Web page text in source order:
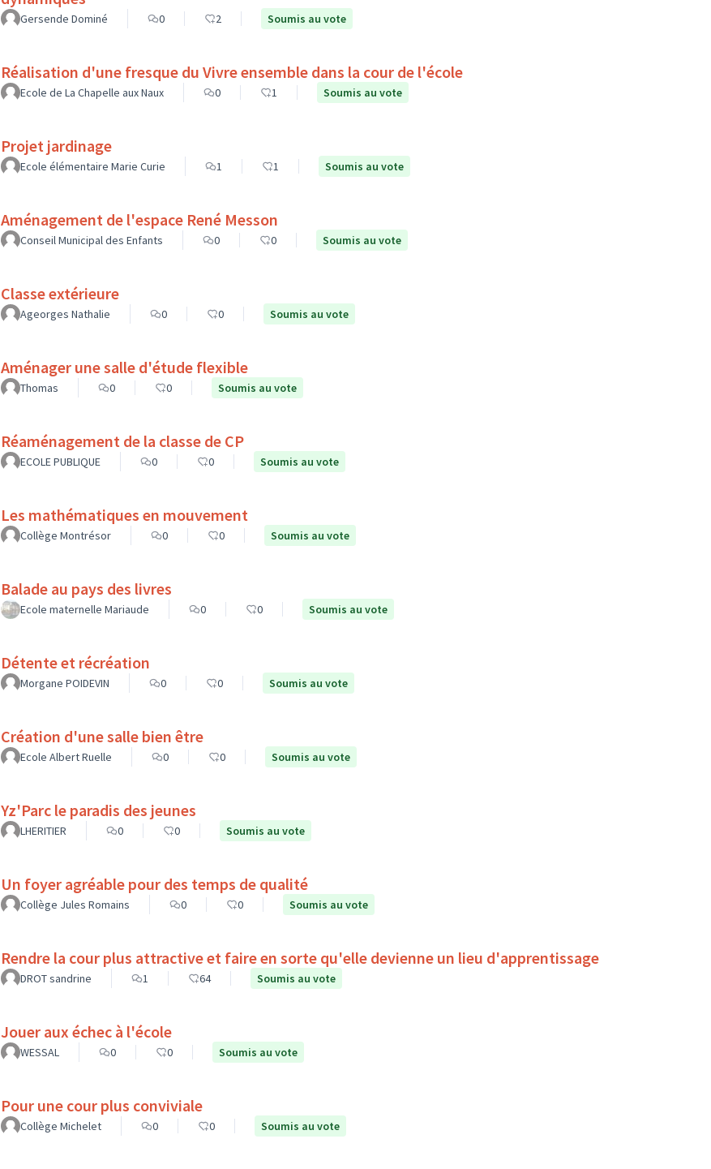
Gersende Dominé 0 2 Soumis au vote
Réalisation d'une fresque du Vivre ensemble dans la cour de l'école
Ecole de La Chapelle aux Naux 0 1 Soumis au vote
Projet jardinage
Ecole élémentaire Marie Curie 1 1 Soumis au vote
Aménagement de l'espace René Messon
Conseil Municipal des Enfants 0 0 Soumis au vote
Classe extérieure
Ageorges Nathalie 0 0 Soumis au vote
Aménager une salle d'étude flexible
Thomas 0 0 Soumis au vote
Réaménagement de la classe de CP
ECOLE PUBLIQUE 0 0 Soumis au vote
Les mathématiques en mouvement
Collège Montrésor 0 0 Soumis au vote
Balade au pays des livres
Ecole maternelle Mariaude 0 0 Soumis au vote
Détente et récréation
Morgane POIDEVIN 0 0 Soumis au vote
Création d'une salle bien être
Ecole Albert Ruelle 0 0 Soumis au vote
Yz'Parc le paradis des jeunes
LHERITIER 0 0 Soumis au vote
Un foyer agréable pour des temps de qualité
Collège Jules Romains 0 0 Soumis au vote
Rendre la cour plus attractive et faire en sorte qu'elle devienne un lieu d'apprentissage
DROT sandrine 1 64 Soumis au vote
Jouer aux échec à l'école
WESSAL 0 0 Soumis au vote
Pour une cour plus conviviale
Collège Michelet 0 0 Soumis au vote